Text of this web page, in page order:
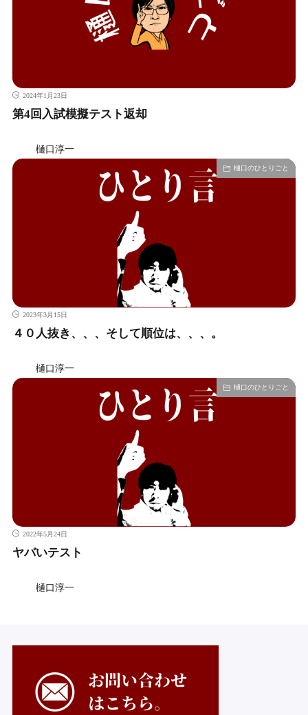
2024年1月23日
第4回入試模擬テスト返却
樋口淳一
樋口のひとりごと
2023年3月15日
４０人抜き、、、そして順位は、、、。
樋口淳一
樋口のひとりごと
2022年5月24日
ヤバいテスト
樋口淳一